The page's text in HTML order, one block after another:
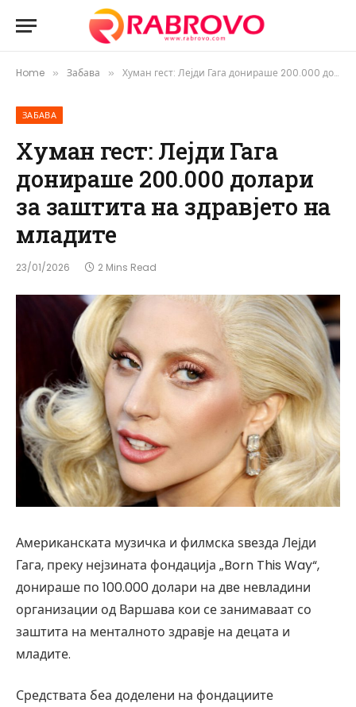
Home » Забава » Хуман гест: Лејди Гага донираше 200.000 долари за заштита на здравјето на младите
ЗАБАВА
Хуман гест: Лејди Гага
донираше 200.000 долари
за заштита на здравјето на
младите
23/01/2026 2 Mins Read
Американската музичка и филмска ѕвезда Лејди
Гага, преку нејзината фондација „Born This Way“,
донираше по 100.000 долари на две невладини
организации од Варшава кои се занимаваат со
заштита на менталното здравје на децата и
младите.
Средствата беа доделени на фондациите